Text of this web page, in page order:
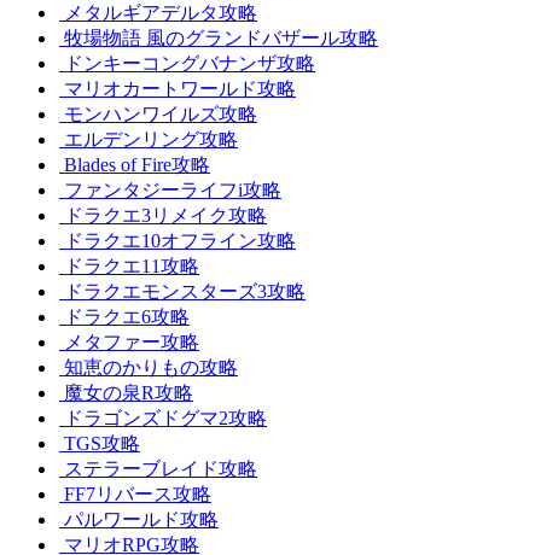
メタルギアデルタ攻略
牧場物語 風のグランドバザール攻略
ドンキーコングバナンザ攻略
マリオカートワールド攻略
モンハンワイルズ攻略
エルデンリング攻略
Blades of Fire攻略
ファンタジーライフi攻略
ドラクエ3リメイク攻略
ドラクエ10オフライン攻略
ドラクエ11攻略
ドラクエモンスターズ3攻略
ドラクエ6攻略
メタファー攻略
知恵のかりもの攻略
魔女の泉R攻略
ドラゴンズドグマ2攻略
TGS攻略
ステラーブレイド攻略
FF7リバース攻略
パルワールド攻略
マリオRPG攻略